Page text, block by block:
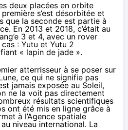
deux placées en orbite
s’est désorbitée et
que la seconde est partie à
En 2013 et 2018, c’était au
3 et 4, avec un rover
: Yutu et Yutu 2
« lapin de jade ».
atterrisseur à se poser sur
ce qui ne signifie pas
jamais exposée au Soleil,
ne la voit pas directement
résultats scientifiques
ont été mis en ligne grâce à
à l’Agence spatiale
niveau international. La